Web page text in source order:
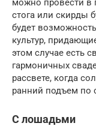
можно провести в
стога или скирды
будет
культур,
этом случае есть
гармоничных
рассвете, когда
ранний подъем по
С лошадьми